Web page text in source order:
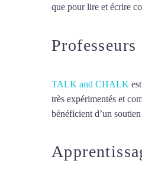
que pour lire et écrire
TALK and CHALK
très expérimentés et
bénéficient d’un